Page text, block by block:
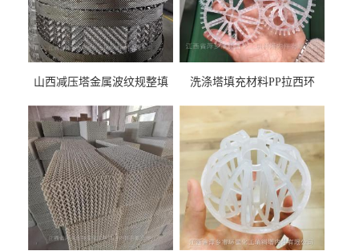
山西减压塔金属波纹规整填
料
洗涤塔填充材料PP拉西环